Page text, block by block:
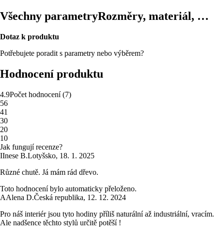
Všechny parametryRozměry, materiál, …
Dotaz k produktu
Potřebujete poradit s parametry nebo výběrem?
Hodnocení produktu
4.9Počet hodnocení(7)
56
41
30
20
10
Jak fungují recenze?
IInese B.Lotyšsko, 18. 1. 2025
Různé chutě. Já mám rád dřevo.
Toto hodnocení bylo automaticky přeloženo.
AAlena D.Česká republika, 12. 12. 2024
Pro náš interiér jsou tyto hodiny příliš naturální až industriální, vracím.
Ale nadšence těchto stylů určitě potěší !